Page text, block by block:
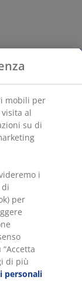
mobili per
al
su di
i
per
di più
personali